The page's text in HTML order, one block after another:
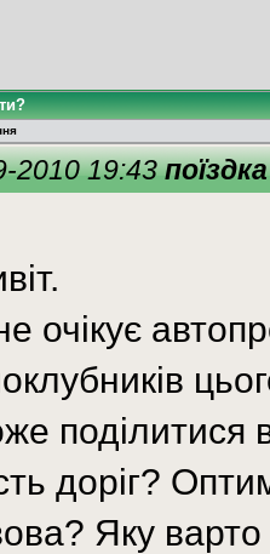
2010 19:43
очікує
доріг?
Яку варто